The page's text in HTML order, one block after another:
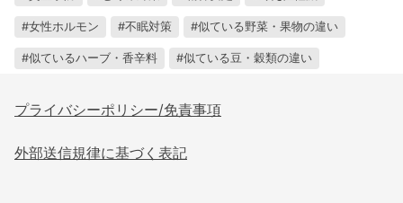
女性ホルモン 不眠対策 似ている野菜・果物の違い
似ているハーブ・香辛料 似ている豆・穀類の違い
プライバシーポリシー/免責事項
外部送信規律に基づく表記